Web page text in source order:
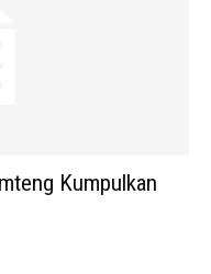
Kumpulkan